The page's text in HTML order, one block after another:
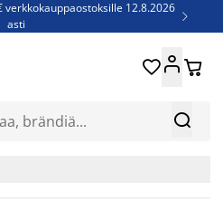
verkkokauppaostoksille 12.8.2026
asti

- Säästä jopa 60% 
 